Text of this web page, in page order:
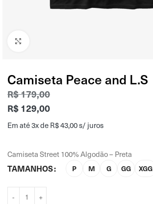
Camiseta Peace and L.S
R$179,00
R$129,00
Em até 3x de R$43,00s/ juros
Camiseta Street 100% Algodão – Preta
TAMANHOS P M G GG XGG